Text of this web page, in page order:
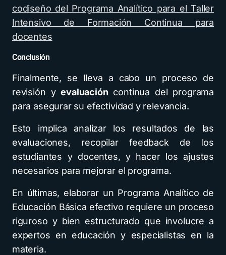
codiseño del Programa Analítico para el Taller
Intensivo de Formación Continua para
docentes
Conclusión
Finalmente, se lleva a cabo un proceso de
revisión yevaluación continua del programa
para asegurar su efectividad y relevancia.
Esto implica analizar los resultados de las
evaluaciones, recopilar feedback de los
estudiantes y docentes, y hacer los ajustes
necesarios para mejorar el programa.
En últimas, elaborar un Programa Analítico de
Educación Básica efectivo requiere un proceso
riguroso y bien estructurado que involucre a
expertos en educación y especialistas en la
materia.